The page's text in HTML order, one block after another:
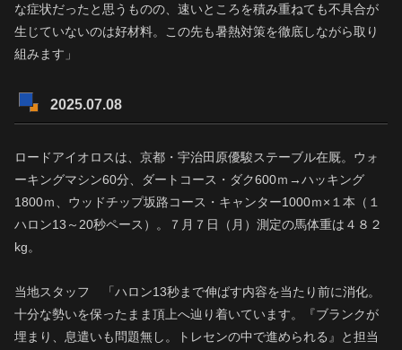
な症状だったと思うものの、速いところを積み重ねても不具合が
生じていないのは好材料。この先も暑熱対策を徹底しながら取り
組みます」
2025.07.08
ロードアイオロスは、京都・宇治田原優駿ステーブル在厩。ウォ
ーキングマシン60分、ダートコース・ダク600ｍ→ハッキング
1800ｍ、ウッドチップ坂路コース・キャンター1000ｍ×１本（１
ハロン13～20秒ペース）。７月７日（月）測定の馬体重は４８２
kg。
当地スタッフ 「ハロン13秒まで伸ばす内容を当たり前に消化。
十分な勢いを保ったまま頂上へ辿り着いています。『ブランクが
埋まり、息遣いも問題無し。トレセンの中で進められる』と担当